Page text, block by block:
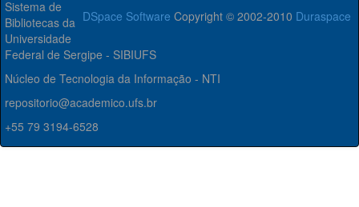
DSpace Software Copyright © 2002-2010 Duraspace
Sistema de
Bibliotecas da
Universidade
Federal de Sergipe - SIBIUFS
Núcleo de Tecnologia da Informação - NTI
repositorio@academico.ufs.br
+55 79 3194-6528